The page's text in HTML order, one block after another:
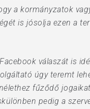
a kormányzatok
is jósolja ezen a
válaszát is
úgy teremt
fűződő
pedig a